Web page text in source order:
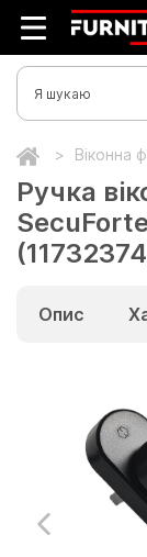
Віконна
Ручка
Опис